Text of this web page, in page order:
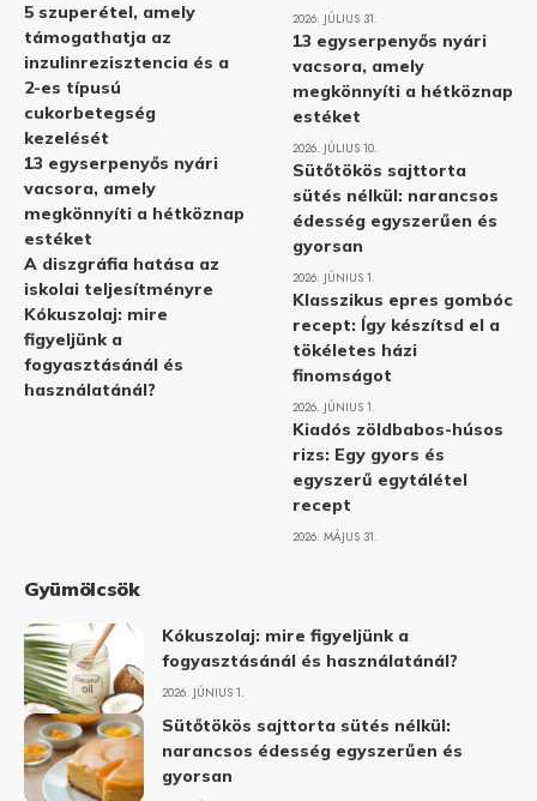
5 szuperétel, amely
támogathatja az
inzulinrezisztencia és a
2-es típusú
cukorbetegség
kezelését
13 egyserpenyős nyári
vacsora, amely
megkönnyíti a hétköznap
estéket
A diszgráfia hatása az
iskolai teljesítményre
Kókuszolaj: mire
figyeljünk a
fogyasztásánál és
használatánál?
2026. JÚLIUS 31.
13 egyserpenyős nyári
vacsora, amely
megkönnyíti a hétköznap
estéket
2026. JÚLIUS 10.
Sütőtökös sajttorta
sütés nélkül: narancsos
édesség egyszerűen és
gyorsan
2026. JÚNIUS 1.
Klasszikus epres gombóc
recept: Így készítsd el a
tökéletes házi
finomságot
2026. JÚNIUS 1.
Kiadós zöldbabos-húsos
rizs: Egy gyors és
egyszerű egytálétel
recept
2026. MÁJUS 31.
Gyümölcsök
Kókuszolaj: mire figyeljünk a
fogyasztásánál és használatánál?
2026. JÚNIUS 1.
Sütőtökös sajttorta sütés nélkül:
narancsos édesség egyszerűen és
gyorsan